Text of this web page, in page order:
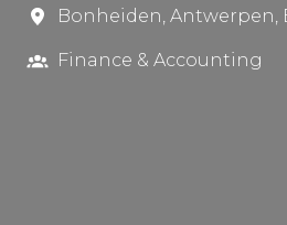
Bonheiden, Antwerpen,
Finance & Accounting